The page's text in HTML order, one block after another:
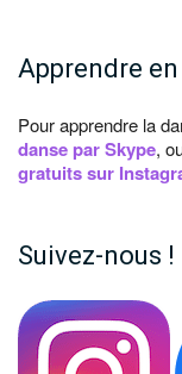
Apprendre
Pour apprendre la
danse par Skype,
gratuits sur
Suivez-nous !